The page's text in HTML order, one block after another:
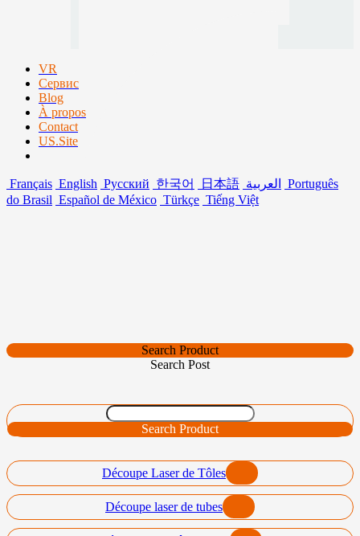
VR
Сервис
Blog
À propos
Contact
US.Site
Français English Русский 한국어 日本語 العربية
Português
do Brasil Español de México Türkçe Tiếng Việt
Search Product
Search Post
Search Product
Découpe Laser de Tôles
Découpe laser de tubes